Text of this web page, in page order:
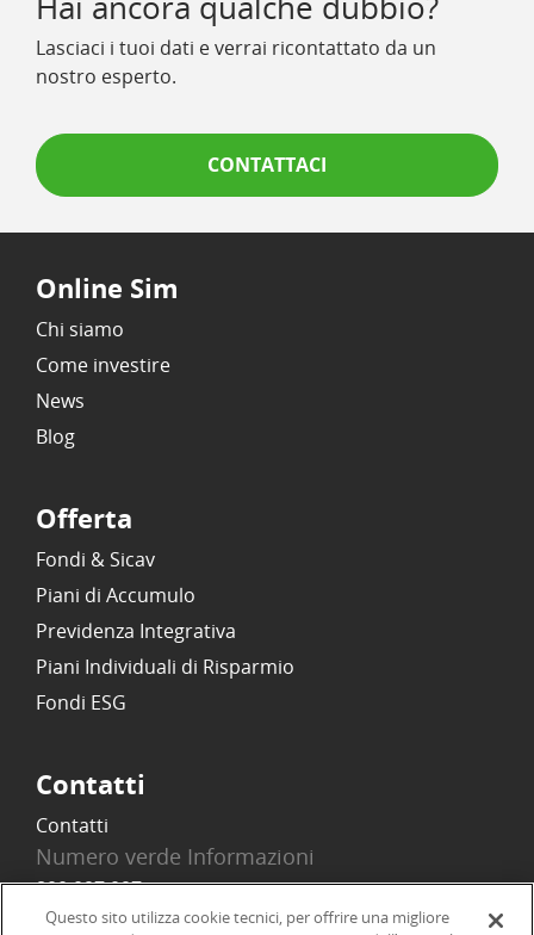
Lasciaci i tuoi dati e verrai ricontattato da un
nostro esperto.
CONTATTACI
Online Sim
Chi siamo
Come investire
News
Blog
Offerta
Fondi & Sicav
Piani di Accumulo
Previdenza Integrativa
Piani Individuali di Risparmio
Fondi ESG
Contatti
Contatti
Numero verde Informazioni
800 097 097
Email
Questo sito utilizza cookie tecnici, per offrire una migliore